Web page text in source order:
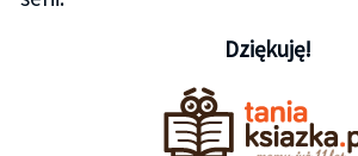
Dziękuję!